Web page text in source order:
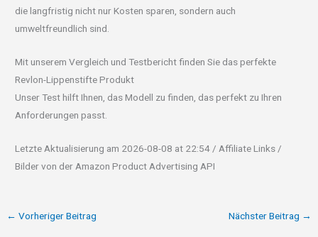
die langfristig nicht nur Kosten sparen, sondern auch
umweltfreundlich sind.
Mit unserem Vergleich und Testbericht finden Sie das perfekte
Revlon-Lippenstifte Produkt
Unser Test hilft Ihnen, das Modell zu finden, das perfekt zu Ihren
Anforderungen passt.
Letzte Aktualisierung am 2026-08-08 at 22:54 / Affiliate Links /
Bilder von der Amazon Product Advertising API
← Vorheriger Beitrag Nächster Beitrag →